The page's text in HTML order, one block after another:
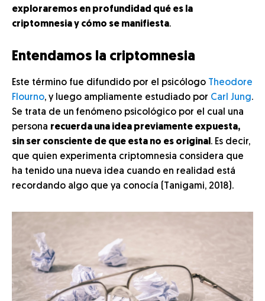
exploraremos en profundidad qué es la
criptomnesia y cómo se manifiesta.
Entendamos la criptomnesia
Este término fue difundido por el psicólogo
Theodore
Flourno, y luego ampliamente estudiado por Carl Jung.
Se trata de un fenómeno psicológico por el cual una
persona recuerda una idea previamente expuesta,
sin ser consciente de que esta no es original . Es decir,
que quien experimenta criptomnesia considera que
ha tenido una nueva idea cuando en realidad está
recordando algo que ya conocía (Tanigami, 2018).